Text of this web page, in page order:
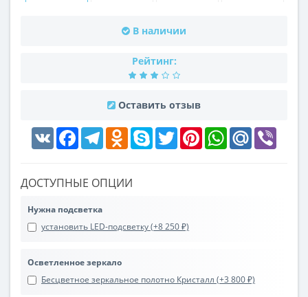
В наличии
Рейтинг:
Оставить отзыв
VK FacebookTelegramOdnoklassniki
Skype Twitter PinterestWhatsAppMail.Ru
ДОСТУПНЫЕ ОПЦИИ
Нужна подсветка
установить LED-подсветку (+8 250 ₽)
Осветленное зеркало
Бесцветное зеркальное полотно Кристалл (+3 800 ₽)